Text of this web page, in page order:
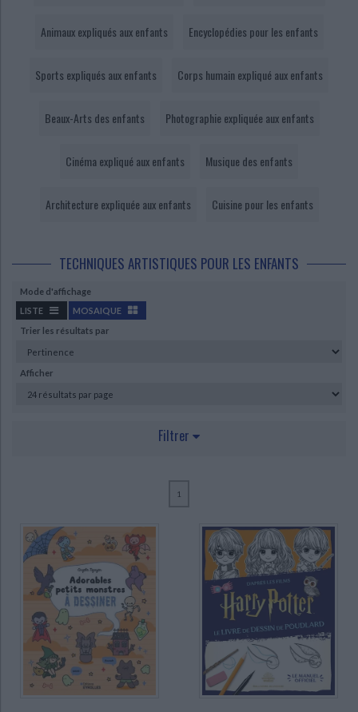
CHARGEMENT...
Littérature de voyage Audio - Livres lus
Histoire de France Biographies historiques
Culture scientifique
Animaux expliqués aux enfants Encyclopédies pour les enfants
Sports expliqués aux enfants Corps humain expliqué aux enfants
Beaux-Arts des enfants Photographie expliquée aux enfants
Cinéma expliqué aux enfants Musique des enfants
Architecture expliquée aux enfants Cuisine pour les enfants
TECHNIQUES ARTISTIQUES POUR LES ENFANTS
Mode d'affichage
LISTE
MOSAIQUE
Trier les résultats par
Afficher
Filtrer
Nguyen, Angela (2)
Sullivan, Jane (2)
Allman, Howard (1)
Barlow, Amanda (1)
Beaudoin, Philippe (1)
Blondin, Greg (1)
Chaspoul, Renée (1)
1